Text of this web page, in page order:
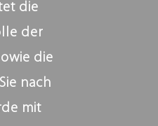
die
der
die
nach
mit